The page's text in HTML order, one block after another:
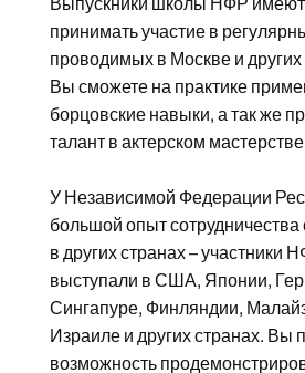
принимать участие в
проводимых в Москве и других
Вы сможете на практике
борцовские навыки, а так же
талант в актерском
У Независимой Федерации
большой опыт сотрудничества
в других странах – участники
выступали в США, Японии,
Сингапуре, Финляндии,
Израиле и других странах. Вы
возможность